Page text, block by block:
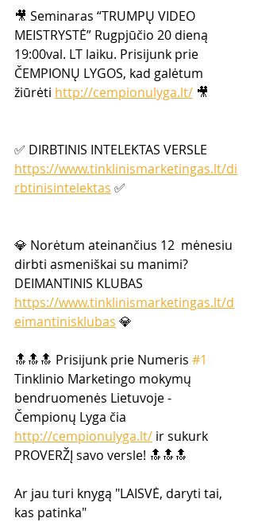
🎥 Seminaras “TRUMPŲ VIDEO
MEISTRYSTĖ” Rugpjūčio 20 dieną
19:00val. LT laiku. Prisijunk prie
ČEMPIONŲ LYGOS, kad galėtum
žiūrėti http://cempionulyga.lt/ 🎥
✅ DIRBTINIS INTELEKTAS VERSLE
https://www.tinklinismarketingas.lt/di
rbtinisintelektas ✅
💎 Norėtum ateinančius 12  mėnesiu
dirbti asmeniškai su manimi?
DEIMANTINIS KLUBAS
https://www.tinklinismarketingas.lt/d
eimantinisklubas 💎
🔝🔝🔝 Prisijunk prie Numeris #1
Tinklinio Marketingo mokymų
bendruomenės Lietuvoje -
Čempionų Lyga čia
http://cempionulyga.lt/ ir sukurk
PROVERŽĮ savo versle! 🔝🔝🔝
Ar jau turi knygą "LAISVĖ, daryti tai,
kas patinka"